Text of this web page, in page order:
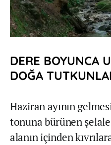
DERE BOYUNCA
DOĞA
Haziran ayının
tonuna bürünen
alanın içinden